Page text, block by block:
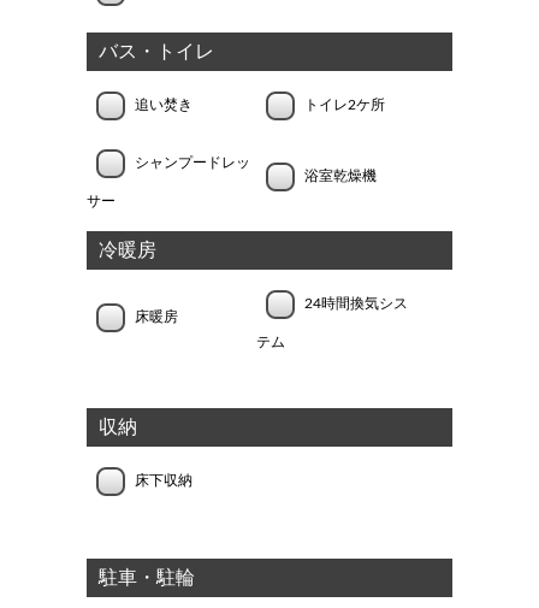
バス・トイレ
追い焚き トイレ2ケ所
シャンプードレッ
サー
浴室乾燥機
冷暖房
床暖房
24時間換気シス
テム
収納
床下収納
駐車・駐輪